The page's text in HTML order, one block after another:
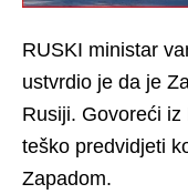
RUSKI ministar
ustvrdio je da je
Rusiji. Govoreći
teško predvidjeti
Zapadom.